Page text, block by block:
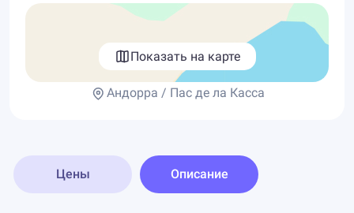
Показать на карте
Андорра / Пас де ла Касса
Цены Описание